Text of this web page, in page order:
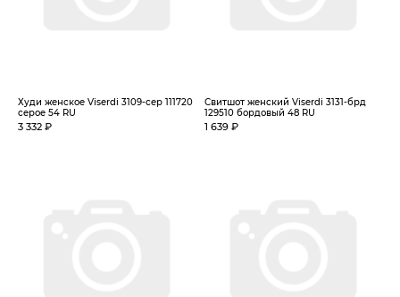
Худи женское Viserdi 3109-сер 111720
серое 54 RU
3 332 ₽
Свитшот женский Viserdi 3131-брд
129510 бордовый 48 RU
1 639 ₽